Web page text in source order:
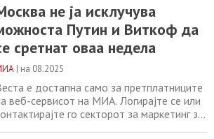
гледаат намален број
во изминатите два месеци
Москва не ја исклучува можноста Путин и
да се сретнат оваа недела Маж се
со тешки изгореници
не ја исклучува
Путин и Виткоф да
сретнат оваа недела
| на 08.2025
е достапна само за претплатниците
веб-сервисот на МИА. Логирајте се или
го секторот за маркетинг за